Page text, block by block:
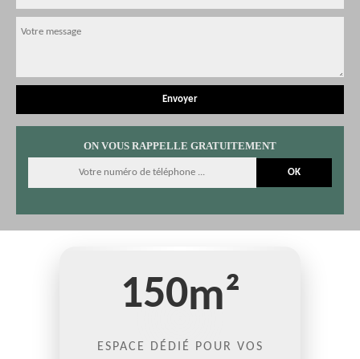
ON VOUS RAPPELLE GRATUITEMENT
150m²
ESPACE DÉDIÉ POUR VOS